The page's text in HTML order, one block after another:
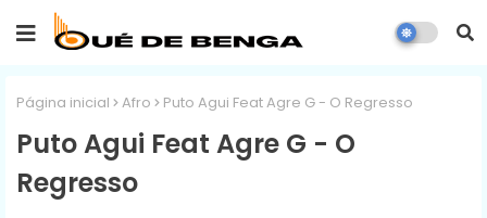
Página inicial Afro Puto Agui Feat Agre G - O Regresso
Puto Agui Feat Agre G - O
Regresso